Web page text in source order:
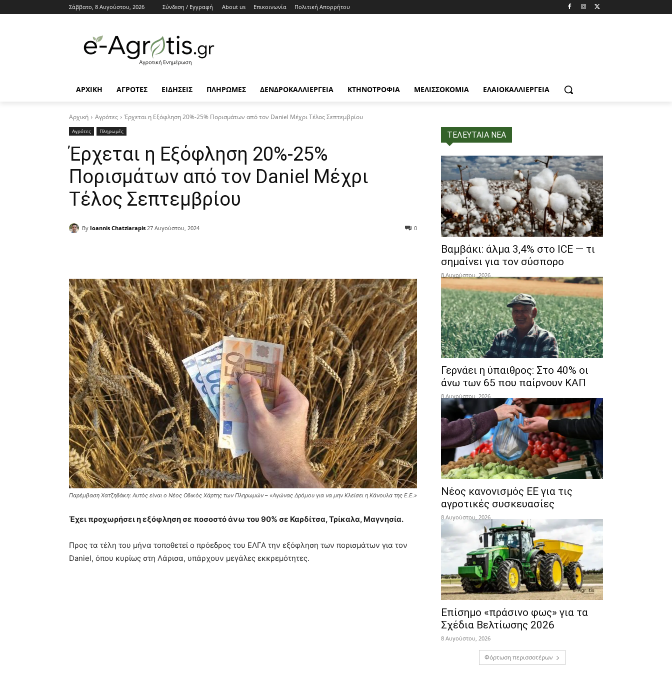
Σάββατο, 8 Αυγούστου, 2026 Σύνδεση / Εγγραφή About us Επικοινωνία Πολιτική Απορρήτου
ΑΡΧΙΚΗ AΓΡΟΤΕΣ ΕΙΔΗΣΕΙΣ ΠΛΗΡΩΜΕΣ ΔΕΝΔΡΟΚΑΛΛΙΕΡΓΕΙΑ ΚΤΗΝΟΤΡΟΦΙΑ ΜΕΛΙΣΣΟΚΟΜΙΑ ΕΛΑΙΟΚΑΛΛΙΈΡΓΕΙΑ
Αρχική Αγρότες Έρχεται η Εξόφληση 20%-25% Πορισμάτων από τον Daniel Μέχρι Τέλος Σεπτεμβρίου
Αγρότες Πληρωμές
Έρχεται η Εξόφληση 20%-25%
Πορισμάτων από τον Daniel Μέχρι
Τέλος Σεπτεμβρίου
By Ioannis Chatziarapis 27 Αυγούστου, 2024 0
Παρέμβαση Χατζηδάκη: Αυτός είναι ο Νέος Οδικός Χάρτης των Πληρωμών – «Αγώνας Δρόμου για να μην Κλείσει η Κάνουλα της Ε.Ε.»
Έχει προχωρήσει η εξόφληση σε ποσοστό άνω του 90% σε Καρδίτσα, Τρίκαλα, Μαγνησία.
Προς τα τέλη του μήνα τοποθετεί ο πρόεδρος του ΕΛΓΑ την εξόφληση των πορισμάτων για τον
Daniel, όπου κυρίως στη Λάρισα, υπάρχουν μεγάλες εκκρεμότητες.
ΤΕΛΕΥΤΑΙΑ ΝΕΑ
Βαμβάκι: άλμα 3,4% στο ICE — τι
σημαίνει για τον σύσπορο
8 Αυγούστου, 2026
Γερνάει η ύπαιθρος: Στο 40% οι
άνω των 65 που παίρνουν ΚΑΠ
8 Αυγούστου, 2026
Νέος κανονισμός ΕΕ για τις
αγροτικές συσκευασίες
8 Αυγούστου, 2026
Επίσημο «πράσινο φως» για τα
Σχέδια Βελτίωσης 2026
8 Αυγούστου, 2026
Φόρτωση περισσοτέρων